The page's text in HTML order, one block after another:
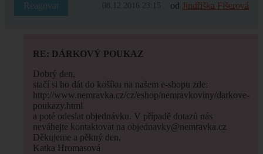
Reagovat 08.12.2016 23:15 od Jindřiška Fišerová
RE: DÁRKOVÝ POUKAZ
Dobrý den,
stačí si ho dát do košíku na našem e-shopu zde:
http://www.nemravka.cz/cz/eshop/nemravkoviny/darkove-
poukazy.html
a poté odeslat objednávku. V případě dotazů nás
neváhejte kontaktovat na objednavky@nemravka.cz
Děkujeme a pěkný den,
Katka Hromasová